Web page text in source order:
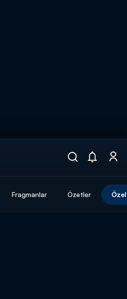
Fragmanlar Özetler